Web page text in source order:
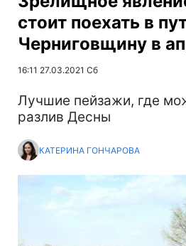
стоит поехать в
Черниговщину в
16:11 27.03.2021 Сб
Лучшие пейзажи, где
разлив Десны
КАТЕРИНА ГОНЧАРОВА